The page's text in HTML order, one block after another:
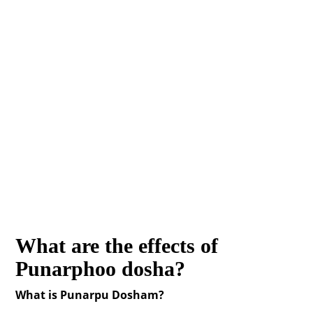
What are the effects of
Punarphoo dosha?
What is Punarpu Dosham?